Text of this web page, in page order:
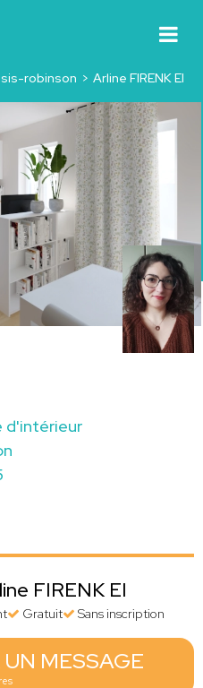
robinson Arline FIRENK EI
d'intérieur
FIRENK EI
Gratuit Sans inscription
MESSAGE